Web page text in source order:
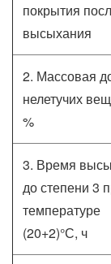
покрытия
высыхания
2. Массовая
нелетучих
%
3. Время
до степени 3
температуре
(20+2)°С, ч